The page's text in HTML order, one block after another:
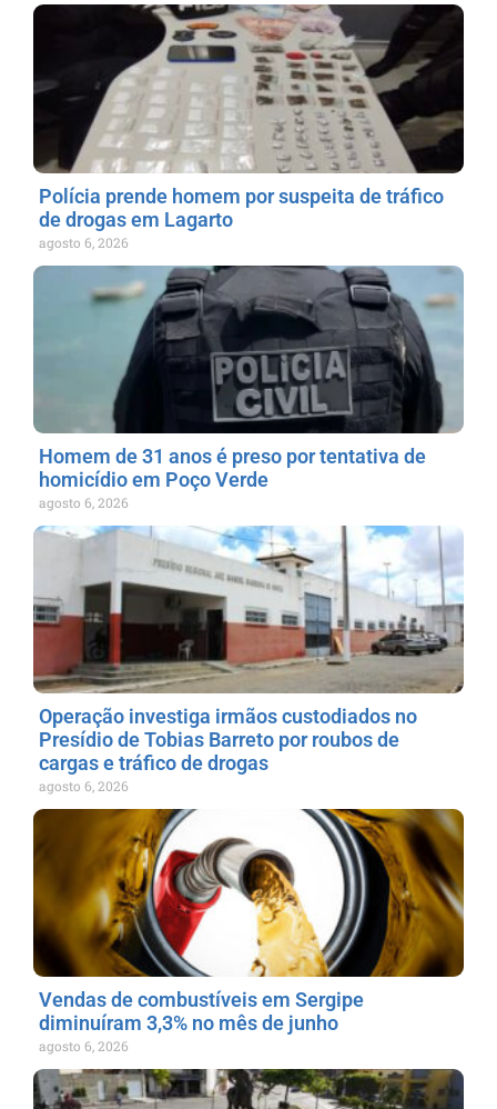
Polícia prende homem por suspeita de tráfico
de drogas em Lagarto
agosto 6, 2026
Homem de 31 anos é preso por tentativa de
homicídio em Poço Verde
agosto 6, 2026
Operação investiga irmãos custodiados no
Presídio de Tobias Barreto por roubos de
cargas e tráfico de drogas
agosto 6, 2026
Vendas de combustíveis em Sergipe
diminuíram 3,3% no mês de junho
agosto 6, 2026